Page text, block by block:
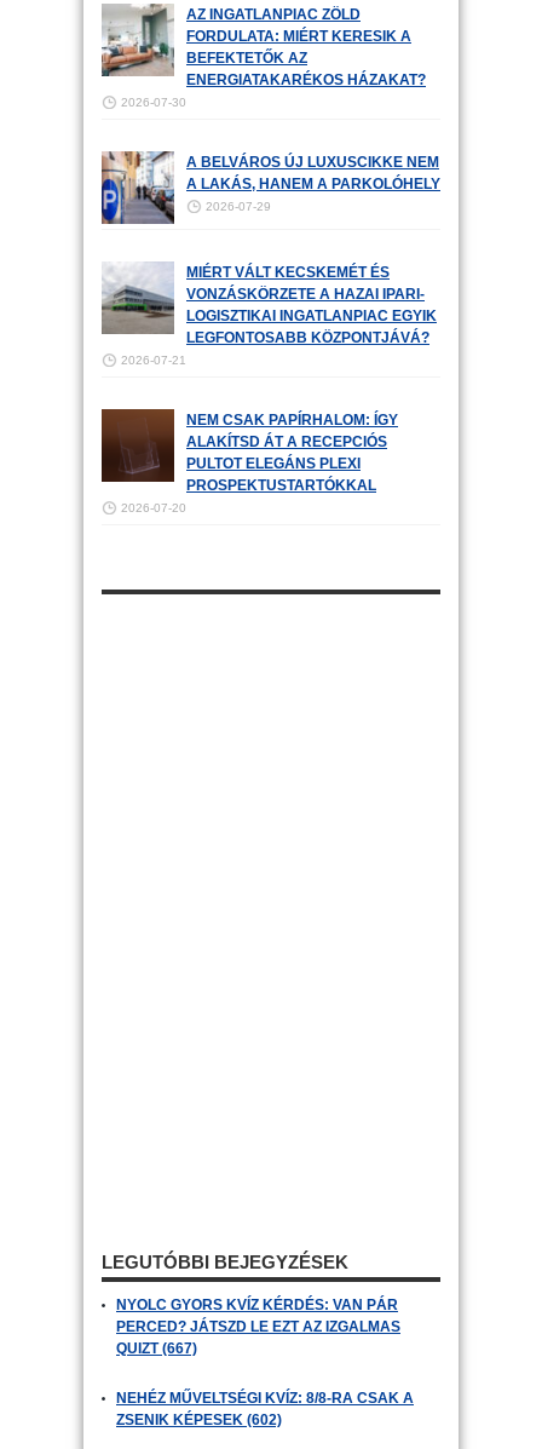
AZ INGATLANPIAC ZÖLD
FORDULATA: MIÉRT KERESIK A
BEFEKTETŐK AZ
ENERGIATAKARÉKOS HÁZAKAT?
2026-07-30
A BELVÁROS ÚJ LUXUSCIKKE NEM
A LAKÁS, HANEM A PARKOLÓHELY
2026-07-29
MIÉRT VÁLT KECSKEMÉT ÉS
VONZÁSKÖRZETE A HAZAI IPARI-
LOGISZTIKAI INGATLANPIAC EGYIK
LEGFONTOSABB KÖZPONTJÁVÁ?
2026-07-21
NEM CSAK PAPÍRHALOM: ÍGY
ALAKÍTSD ÁT A RECEPCIÓS
PULTOT ELEGÁNS PLEXI
PROSPEKTUSTARTÓKKAL
2026-07-20
LEGUTÓBBI BEJEGYZÉSEK
NYOLC GYORS KVÍZ KÉRDÉS: VAN PÁR
PERCED? JÁTSZD LE EZT AZ IZGALMAS
QUIZT (667)
NEHÉZ MŰVELTSÉGI KVÍZ: 8/8-RA CSAK A
ZSENIK KÉPESEK (602)